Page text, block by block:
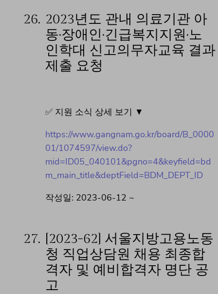
26. 2023년도 관내 의료기관 아
동·장애인·긴급복지지원·노
인학대 신고의무자교육 결과
제출 요청
✅ 지원 소식 상세 보기 ▼
https://www.gangnam.go.kr/board/B_0000
01/1074597/view.do?
mid=ID05_040101&pgno=4&keyfield=bd
m_main_title&deptField=BDM_DEPT_ID
작성일: 2023-06-12 ~
27. [2023-62] 서울지방고용노동
청 직업상담원 채용 최종합
격자 및 예비합격자 명단 공
고